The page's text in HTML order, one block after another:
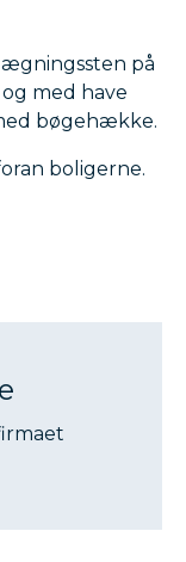
på
med have
bøgehække.
boligerne.